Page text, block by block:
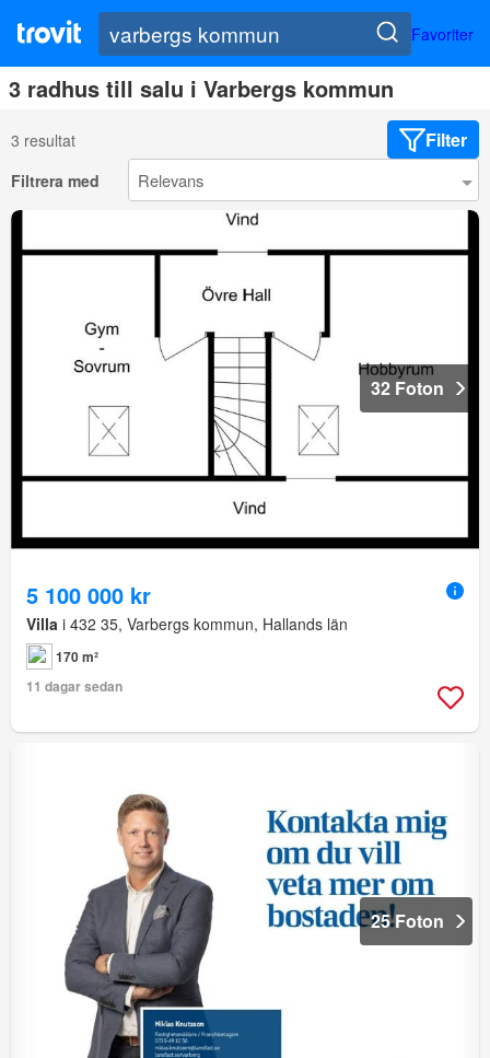
Favoriter
3 radhus till salu i Varbergs kommun
3 resultat Filter
Filtrera med
32 Foton
5 100 000 kr
Villa i 432 35, Varbergs kommun, Hallands län
170 m²
11 dagar sedan
25 Foton